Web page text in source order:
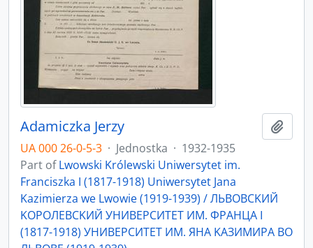
Adamiczka Jerzy
UA 000 26-0-5-3 · Jednostka · 1932-1935
Part ofLwowski Królewski Uniwersytet im.
Franciszka I (1817-1918) Uniwersytet Jana
Kazimierza we Lwowie (1919-1939) / ЛЬBOBCKИЙ
KOPOЛEBCKИЙ УНИBEPCИTET ИМ. ФPAНЦA I
(1817-1918) УНИBEPCИTET ИМ. ЯНA KAЗИМИPA ВO